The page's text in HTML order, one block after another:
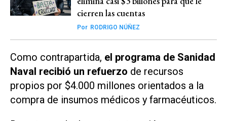
cierren las cuentas
Por RODRIGO NÚÑEZ
Como contrapartida, el programa de Sanidad
Naval recibió un refuerzo de recursos
propios por $4.000 millones orientados a la
compra de insumos médicos y farmacéuticos.